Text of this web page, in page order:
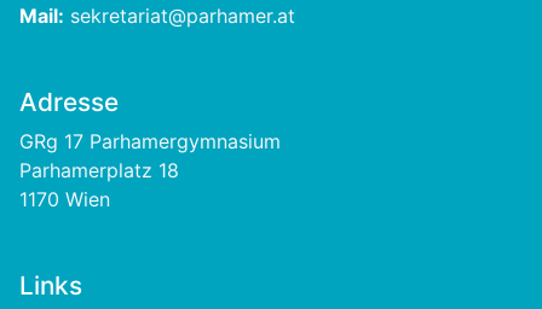
Mail: sekretariat@parhamer.at
Adresse
GRg 17 Parhamergymnasium
Parhamerplatz 18
1170 Wien
Links